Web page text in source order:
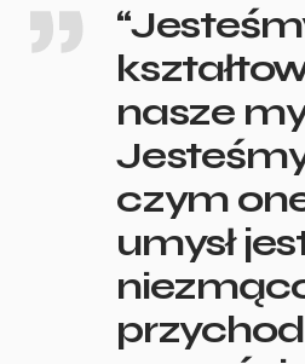
nasze
czym
umysł